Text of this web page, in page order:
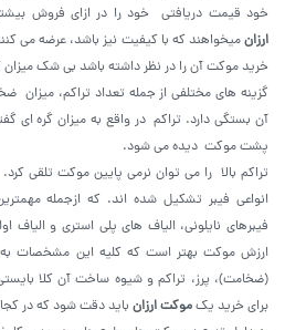
خود قیمت دریافتی خود را در ازای فروش
ارزانمیخواهند که با کیفیت نیز باشد، عرضه می
خرید موکت آن را در نظر داشته باشد بی شک
گزینه های مختلفی از جمله تعداد تراکم،
آن بستگی دارد. تراکم در واقع به میزان گره
پشت موکت دیده می شود.
تراکم بالا را می توان نرمی پایین موکت تلقی
انواعی فیبر تشکیل شده اند. که ازجمله
فیبرهای نایلونی، الیاف های پلی استری و
ارزش موکت بهتر است که کلیه این مشخصات به
(ضخامت)، پرز، تراکم و شیوه ساخت آن کلا
برای خرید یکموکت ارزان باید دقت شود که در